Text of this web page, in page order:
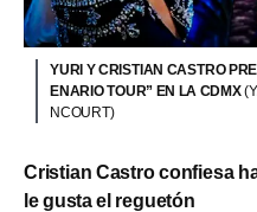
YURI Y CRISTIAN CASTRO
ENARIO TOUR” EN LA CDMX
NCOURT)
Cristian Castro confiesa
le gusta el reguetón